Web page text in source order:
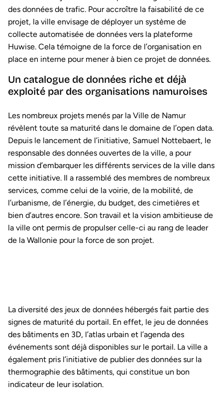
des données de trafic. Pour accroître la faisabilité de ce
projet, la ville envisage de déployer un système de
collecte automatisée de données vers la plateforme
Huwise. Cela témoigne de la force de l’organisation en
place en interne pour mener à bien ce projet de données.
Un catalogue de données riche et déjà
exploité par des organisations namuroises
Les nombreux projets menés par la Ville de Namur
révèlent toute sa maturité dans le domaine de l’open data.
Depuis le lancement de l’initiative, Samuel Nottebaert, le
responsable des données ouvertes de la ville, a pour
mission d’embarquer les différents services de la ville dans
cette initiative. Il a rassemblé des membres de nombreux
services, comme celui de la voirie, de la mobilité, de
l’urbanisme, de l’énergie, du budget, des cimetières et
bien d’autres encore. Son travail et la vision ambitieuse de
la ville ont permis de propulser celle-ci au rang de leader
de la Wallonie pour la force de son projet.
La diversité des jeux de données hébergés fait partie des
signes de maturité du portail. En effet, le jeu de données
des bâtiments en 3D, l’atlas urbain et l’agenda des
événements sont déjà disponibles sur le portail. La ville a
également pris l’initiative de publier des données sur la
thermographie des bâtiments, qui constitue un bon
indicateur de leur isolation.